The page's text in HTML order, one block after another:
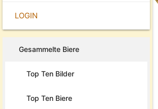
LOGIN
Gesammelte Biere
Top Ten Bilder
Top Ten Biere